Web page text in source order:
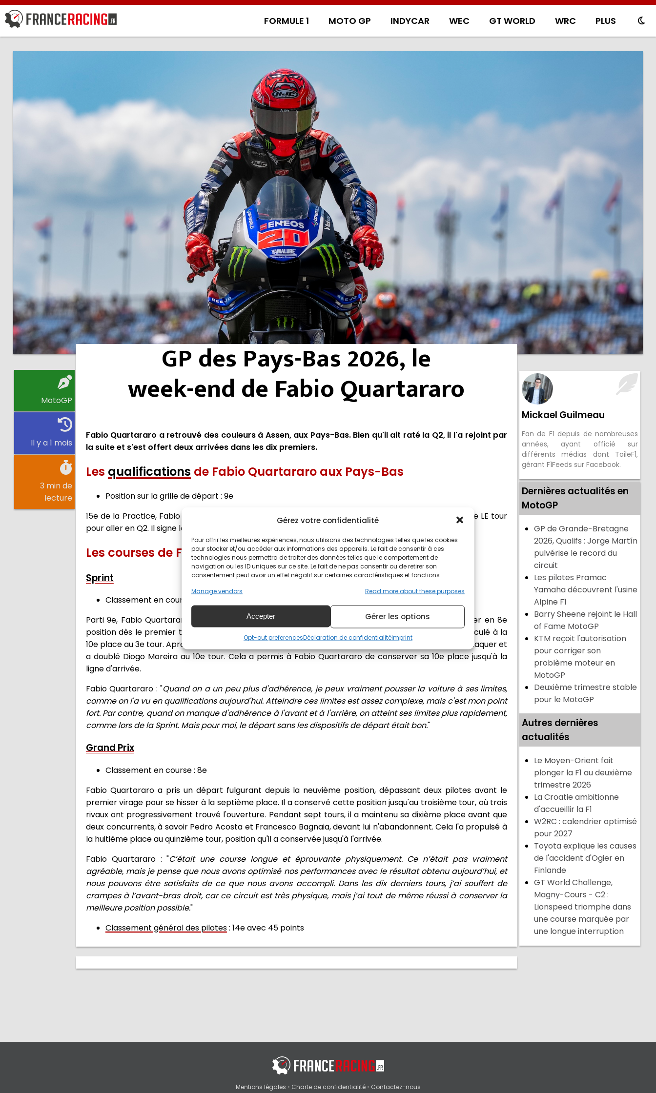
Gérez votre confidentialité
Pour offrir les meilleures expériences, nous utilisons des technologies telles que les cookies
pour stocker et/ou accéder aux informations des appareils. Le fait de consentir à ces
technologies nous permettra de traiter des données telles que le comportement de
navigation ou les ID uniques sur ce site. Le fait de ne pas consentir ou de retirer son
consentement peut avoir un effet négatif sur certaines caractéristiques et fonctions.
Manage vendors
Read more about these purposes
Accepter Gérer les options
Opt-out preferencesDéclaration de confidentialitéImprint
FORMULE 1 MOTO GP INDYCAR WEC GT WORLD WRC PLUS
MotoGP
Il y a 1 mois
3 min de
lecture
GP des Pays-Bas 2026, le
week-end de Fabio Quartararo
Fabio Quartararo a retrouvé des couleurs à Assen, aux Pays-Bas. Bien qu'il ait raté la Q2, il l'a rejoint par
la suite et s'est offert deux arrivées dans les dix premiers.
Les qualifications de Fabio Quartararo aux Pays-Bas
Position sur la grille de départ : 9e
15e de la Practice, Fabio Quartararo est obligé de passer par la Q1. Le pilote français parvient à faire LE tour
pour aller en Q2. Il signe le 9e temps de la seconde phase des qualifications.
Les courses de Fabio Quartararo aux Pays-Bas
Sprint
Classement en course : 10e
Parti 9e, Fabio Quartararo s'est hissé à la 7e place dans les premiers virages avant de se stabiliser en 8e
position dès le premier tour. Cependant, le pilote français n'a pas pu conserver son avance et a reculé à la
10e place au 3e tour. Après avoir été dépassé par Pedro Acosta au 9e tour, "El Diablo" a continué à attaquer et
a doublé Diogo Moreira au 10e tour. Cela a permis à Fabio Quartararo de conserver sa 10e place jusqu'à la
ligne d'arrivée.
Fabio Quartararo : "Quand on a un peu plus d'adhérence, je peux vraiment pousser la voiture à ses limites,
comme on l'a vu en qualifications aujourd'hui. Atteindre ces limites est assez complexe, mais c'est mon point
fort. Par contre, quand on manque d'adhérence à l'avant et à l'arrière, on atteint ses limites plus rapidement,
comme lors de la Sprint. Mais pour moi, le départ sans les dispositifs de départ était bon."
Grand Prix
Classement en course : 8e
Fabio Quartararo a pris un départ fulgurant depuis la neuvième position, dépassant deux pilotes avant le
premier virage pour se hisser à la septième place. Il a conservé cette position jusqu'au troisième tour, où trois
rivaux ont progressivement trouvé l'ouverture. Pendant sept tours, il a maintenu sa dixième place avant que
deux concurrents, à savoir Pedro Acosta et Francesco Bagnaia, devant lui n'abandonnent. Cela l'a propulsé à
la huitième place au quinzième tour, position qu'il a conservée jusqu'à l'arrivée.
Fabio Quartararo : "C’était une course longue et éprouvante physiquement. Ce n’était pas vraiment
agréable, mais je pense que nous avons optimisé nos performances avec le résultat obtenu aujourd’hui, et
nous pouvons être satisfaits de ce que nous avons accompli. Dans les dix derniers tours, j’ai souffert de
crampes à l’avant-bras droit, car ce circuit est très physique, mais j’ai tout de même réussi à conserver la
meilleure position possible."
Classement général des pilotes: 14e avec 45 points
Mickael Guilmeau
Fan de F1 depuis de nombreuses
années, ayant officié sur
différents médias dont ToileF1,
gérant F1Feeds sur Facebook.
Dernières actualités en
MotoGP
GP de Grande-Bretagne
2026, Qualifs : Jorge Martín
pulvérise le record du
circuit
Les pilotes Pramac
Yamaha découvrent l'usine
Alpine F1
Barry Sheene rejoint le Hall
of Fame MotoGP
KTM reçoit l'autorisation
pour corriger son
problème moteur en
MotoGP
Deuxième trimestre stable
pour le MotoGP
Autres dernières
actualités
Le Moyen-Orient fait
plonger la F1 au deuxième
trimestre 2026
La Croatie ambitionne
d'accueillir la F1
W2RC : calendrier optimisé
pour 2027
Toyota explique les causes
de l'accident d'Ogier en
Finlande
GT World Challenge,
Magny-Cours - C2 :
Lionspeed triomphe dans
une course marquée par
une longue interruption
Mentions légales • Charte de confidentialité• Contactez-nous